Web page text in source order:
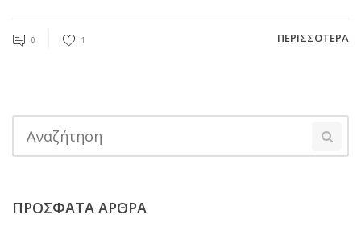
0 1 ΠΕΡΙΣΣΌΤΕΡΑ
ΠΡΟΣΦΑΤΑ ΑΡΘΡΑ